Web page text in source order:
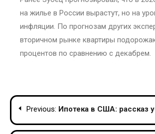
на жилье в России вырастут, но на
инфляции. По прогнозам других
вторичном рынке квартиры
процентов по сравнению с декабрем.
Post
navigation
Previous: Ипотека в США: рассказ